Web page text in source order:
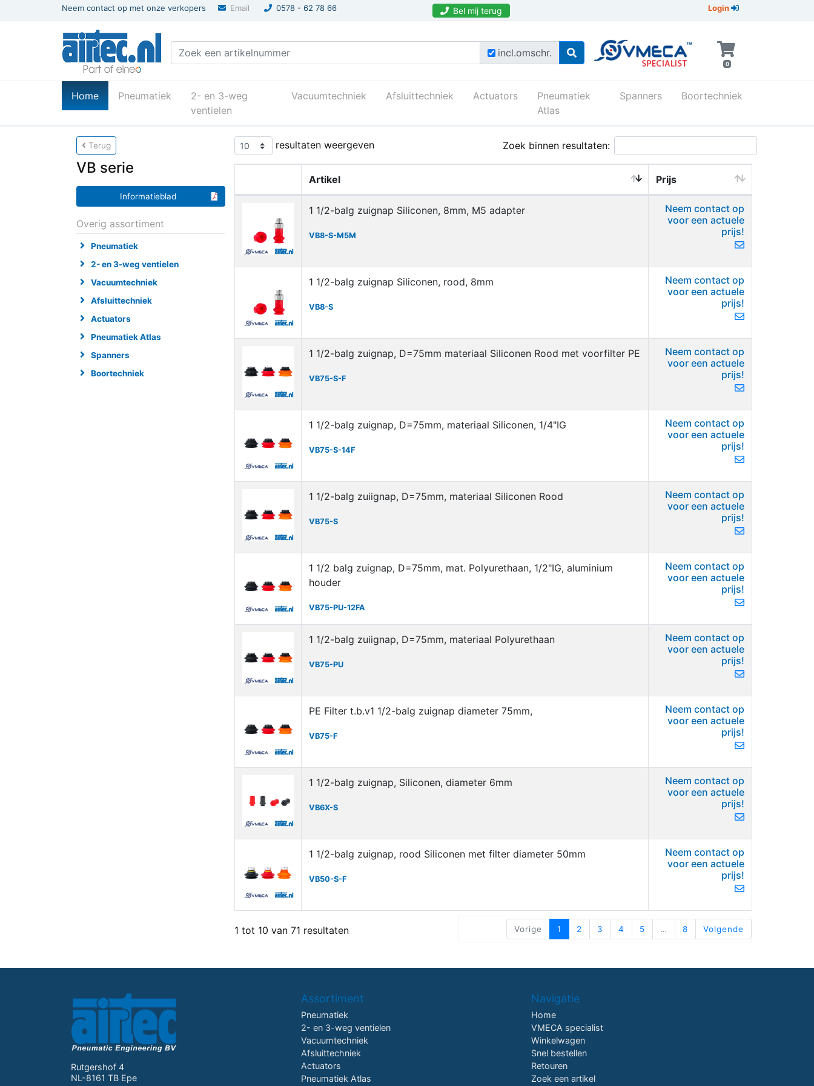
Neem contact op met onze verkopers Email 0578 - 62 78 66 Bel mij terug Login
incl.omschr.
0
Home(current)Pneumatiek
2- en 3-weg
ventielen
Vacuumtechniek Afsluittechniek Actuators
Pneumatiek
Atlas
Spanners Boortechniek
Vacuumtechniek
Terug
VB serie
Informatieblad
Overig assortiment
Pneumatiek
2- en 3-weg ventielen
Vacuumtechniek
Afsluittechniek
Actuators
Pneumatiek Atlas
Spanners
Boortechniek
resultaten weergeven Zoek binnen resultaten:
Artikel Prijs
1 1/2-balg zuignap Siliconen, 8mm, M5 adapter
VB8-S-M5M
Neem contact op
voor een actuele
prijs!
1 1/2-balg zuignap Siliconen, rood, 8mm
VB8-S
Neem contact op
voor een actuele
prijs!
1 1/2-balg zuignap, D=75mm materiaal Siliconen Rood met voorfilter PE
VB75-S-F
Neem contact op
voor een actuele
prijs!
1 1/2-balg zuignap, D=75mm, materiaal Siliconen, 1/4"IG
VB75-S-14F
Neem contact op
voor een actuele
prijs!
1 1/2-balg zuiignap, D=75mm, materiaal Siliconen Rood
VB75-S
Neem contact op
voor een actuele
prijs!
1 1/2 balg zuignap, D=75mm, mat. Polyurethaan, 1/2"IG, aluminium
houder
VB75-PU-12FA
Neem contact op
voor een actuele
prijs!
1 1/2-balg zuiignap, D=75mm, materiaal Polyurethaan
VB75-PU
Neem contact op
voor een actuele
prijs!
PE Filter t.b.v1 1/2-balg zuignap diameter 75mm,
VB75-F
Neem contact op
voor een actuele
prijs!
1 1/2-balg zuignap, Siliconen, diameter 6mm
VB6X-S
Neem contact op
voor een actuele
prijs!
1 1/2-balg zuignap, rood Siliconen met filter diameter 50mm
VB50-S-F
Neem contact op
voor een actuele
prijs!
1 tot 10 van 71 resultaten Vorige 1 2 3 4 5 … 8 Volgende
Rutgershof 4
NL-8161 TB Epe
Assortiment
Pneumatiek
2- en 3-weg ventielen
Vacuumtechniek
Afsluittechniek
Actuators
Pneumatiek Atlas
Navigatie
Home
VMECA specialist
Winkelwagen
Snel bestellen
Retouren
Zoek een artikel